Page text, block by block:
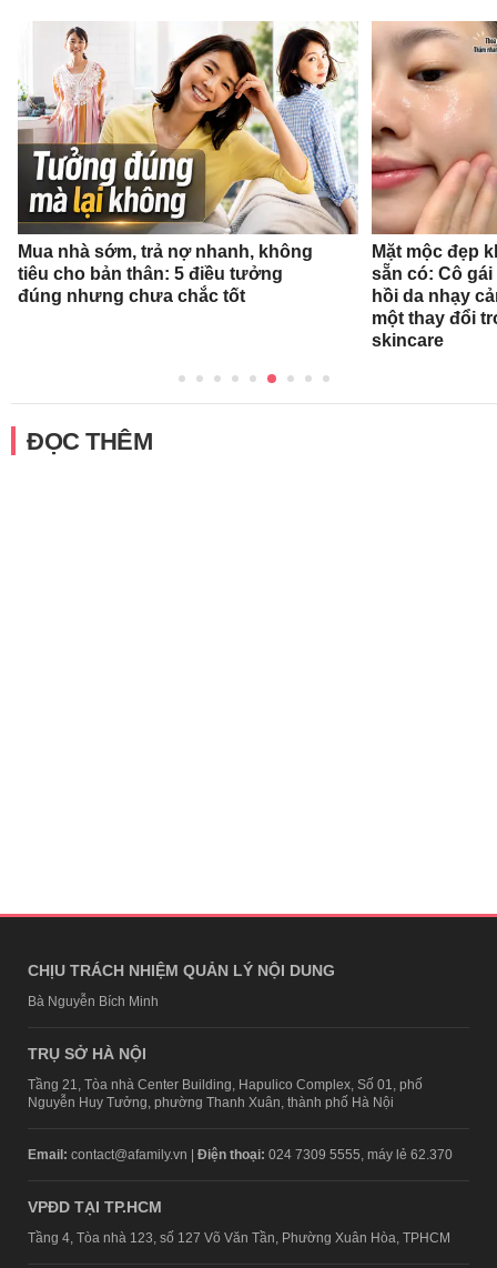
Mua nhà sớm, trả nợ nhanh, không
tiêu cho bản thân: 5 điều tưởng
đúng nhưng chưa chắc tốt
Mặt mộc đẹp
sẵn có: Cô
hồi da nhạy
một thay đổi
skincare
ĐỌC THÊM
CHỊU TRÁCH NHIỆM QUẢN LÝ NỘI DUNG
Bà Nguyễn Bích Minh
TRỤ SỞ HÀ NỘI
Tầng 21, Tòa nhà Center Building, Hapulico Complex, Số 01, phố
Nguyễn Huy Tưởng, phường Thanh Xuân, thành phố Hà Nội
Email: contact@afamily.vn | Điện thoại: 024 7309 5555, máy lẻ 62.370
VPĐD TẠI TP.HCM
Tầng 4, Tòa nhà 123, số 127 Võ Văn Tần, Phường Xuân Hòa, TPHCM